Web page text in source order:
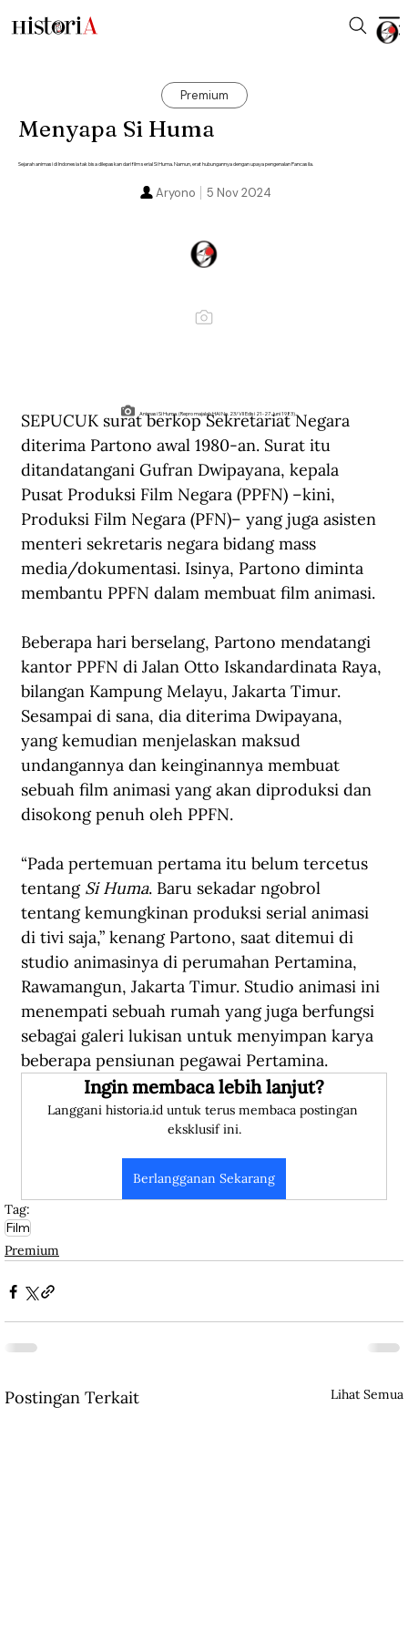
Premium
Menyapa Si Huma
Sejarah animasi di Indonesia tak bisa dilepaskan dari film serial Si Huma. Namun, erat hubungannya dengan upaya pengenalan Pancasila.
5 Nov 2024
Aryono
Animasi Si Huma. (Repro majalah HAI No. 23/VII Edisi 21-27 Juni 1983).
SEPUCUK surat berkop Sekretariat Negara
diterima Partono awal 1980-an. Surat itu
ditandatangani Gufran Dwipayana, kepala
Pusat Produksi Film Negara (PPFN) –kini,
Produksi Film Negara (PFN)– yang juga asisten
menteri sekretaris negara bidang mass
media/dokumentasi. Isinya, Partono diminta
membantu PPFN dalam membuat film animasi.
Beberapa hari berselang, Partono mendatangi
kantor PPFN di Jalan Otto Iskandardinata Raya,
bilangan Kampung Melayu, Jakarta Timur.
Sesampai di sana, dia diterima Dwipayana,
yang kemudian menjelaskan maksud
undangannya dan keinginannya membuat
sebuah film animasi yang akan diproduksi dan
disokong penuh oleh PPFN.
“Pada pertemuan pertama itu belum tercetus
tentang Si Huma. Baru sekadar ngobrol
tentang kemungkinan produksi serial animasi
di tivi saja,” kenang Partono, saat ditemui di
studio animasinya di perumahan Pertamina,
Rawamangun, Jakarta Timur. Studio animasi ini
menempati sebuah rumah yang juga berfungsi
sebagai galeri lukisan untuk menyimpan karya
beberapa pensiunan pegawai Pertamina.
Ingin membaca lebih lanjut?
Langgani historia.id untuk terus membaca postingan
eksklusif ini.
Berlangganan Sekarang
Tag:
Film
Premium
Postingan Terkait Lihat Semua